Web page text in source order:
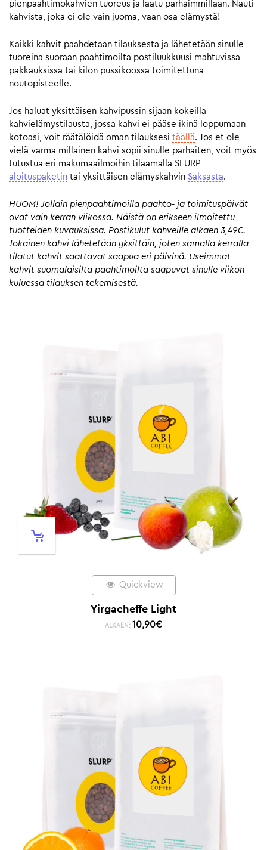
pienpaahtimokahvien tuoreus ja laatu parhaimmillaan. Nauti
kahvista, joka ei ole vain juoma, vaan osa elämystä!
Kaikki kahvit paahdetaan tilauksesta ja lähetetään sinulle
tuoreina suoraan paahtimoilta postiluukkuusi mahtuvissa
pakkauksissa tai kilon pussikoossa toimitettuna
noutopisteelle.
Jos haluat yksittäisen kahvipussin sijaan kokeilla
kahvielämystilausta, jossa kahvi ei pääse ikinä loppumaan
kotoasi, voit räätälöidä oman tilauksesi täällä. Jos et ole
vielä varma millainen kahvi sopii sinulle parhaiten, voit myös
tutustua eri makumaailmoihin tilaamalla SLURP
aloituspaketin tai yksittäisen elämyskahvin Saksasta.
HUOM! Jollain pienpaahtimoilla paahto- ja toimituspäivät
ovat vain kerran viikossa. Näistä on erikseen ilmoitettu
tuotteiden kuvauksissa. Postikulut kahveille alkaen 3,49€.
Jokainen kahvi lähetetään yksittäin, joten samalla kerralla
tilatut kahvit saattavat saapua eri päivinä. Useimmat
kahvit suomalaisilta paahtimoilta saapuvat sinulle viikon
kuluessa tilauksen tekemisestä.
Quickview
Yirgacheffe Light
ALKAEN: 10,90€